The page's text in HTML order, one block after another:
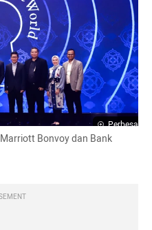
Perbesar
Bonvoy dan Bank